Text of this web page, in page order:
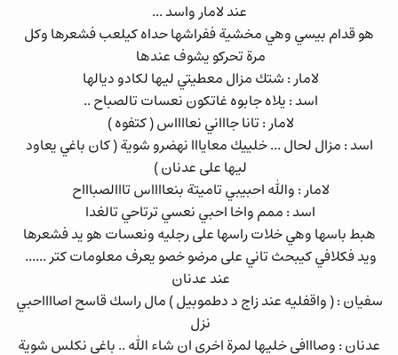
عند لامار واسد ...
هو قدام بيسي وهي مخشية ففراشها حداه كيلعب فشعرها وكل
مرة تحركو يشوف عندها
لامار : شتك مزال معطيتي ليها لكادو ديالها
اسد : يلاه جابوه غاتكون نعسات تالصباح ..
لامار : تانا جاااني نعااااس ( كتفوه )
اسد : مزال لحال ... خلييك معايااا نهضرو شوية ( كان باغي يعاود
ليها على عدنان )
لامار : والله احبيبي تاميتة بنعااااس تااالصباااح
اسد : ممم واخا احبي نعسي ترتاحي تالغدا
هبط باسها وهي خلات راسها على رجليه ونعسات هو يد فشعرها
ويد فكلافي كيبحث تاني على مرضو خصو يعرف معلومات كتر ......
عند عدنان
سفيان : ( واقفليه عند زاج د دطموبيل ) مال راسك قاسح اصااااحبي
نزل
عدنان : وصااافي خليها لمرة اخرى ان شاء الله .. باغي نكلس شوية